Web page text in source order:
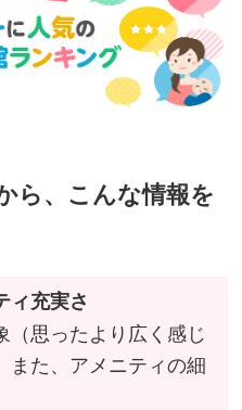
ら、こんな情報を
ィ充実さ
（思ったより広く感じ
また、アメニティの細